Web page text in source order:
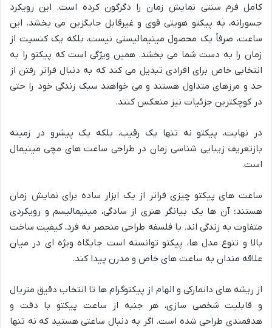
کامل فرم سنتی نمایش زمان را دگرگون کرده است. این رویکرد
جسورانه، به پیکتو هویتی قوی و غیرقابل جایگزین می بخشد. این
ساعت، صرفاً یک محصول مینیمالیستی نیست، بلکه یک کنسپت از
زمان را به دست شما می بخشد. همین ویژگی است که پیکتو را به
انتخابی خاص برای افرادی تبدیل می کند که به دنبال فراتر رفتن از
حد و مرزهای متداول هستند و می خواهند سبک زندگی خود را حتی
در کوچکترین جزئیات نیز منعکس کنند.
در نهایت، پیکتو نه تنها یک رقیب، بلکه یک پیشرو در زمینه
بازتعریف زیبایی شناسی زمان در طراحی ساعت های مچی مینیمال
است.
ساعت های پیکتو چیزی فراتر از یک ابزار ساده برای نمایش زمان
هستند؛ آن ها یک بیانگر هنری از سادگی، مینیمالیسم و رویکردی
متفاوت به زندگی اند. با فلسفه طراحی منحصر به فرد، کیفیت ساخت
بالا و تنوع مدل ها، پیکتو توانسته است جایگاه ویژه ای در میان
علاقه مندان به ساعت های خاص و مدرن پیدا کند.
از ریشه های دانمارکی و الهام از پیکتوگرام ها تا انتخاب دقیق متریال
و قابلیت شخصی سازی، هر جنبه از ساعت پیکتو با دقت و
هدفمندی طراحی شده است. اگر به دنبال ساعتی هستید که نه تنها